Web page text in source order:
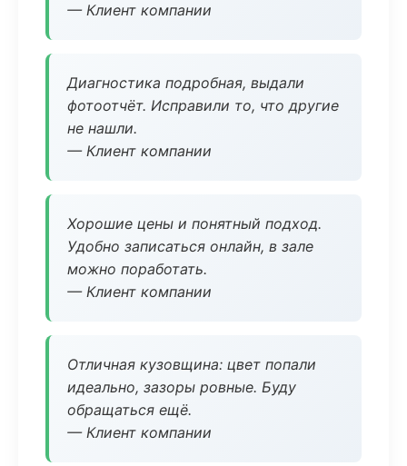
— Клиент компании
Диагностика подробная, выдали
фотоотчёт. Исправили то, что другие
не нашли.
— Клиент компании
Хорошие цены и понятный подход.
Удобно записаться онлайн, в зале
можно поработать.
— Клиент компании
Отличная кузовщина: цвет попали
идеально, зазоры ровные. Буду
обращаться ещё.
— Клиент компании